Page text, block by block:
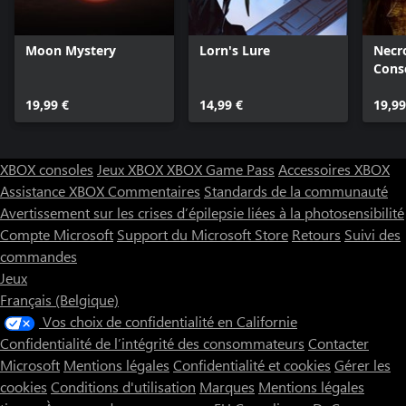
Moon Mystery
19,99 €
Lorn's Lure
14,99 €
XBOX consoles Jeux XBOXXBOX Game Pass Accessoires XBOX
Assistance XBOXCommentaires Standards de la communauté
Avertissement sur les crises d’épilepsie liées à la photosensibilité
Compte Microsoft Support du Microsoft Store Retours Suivi des
commandes
Jeux
Français (Belgique)
Vos choix de confidentialité en Californie
Confidentialité de l’intégrité des consommateurs Contacter
Microsoft Mentions légales Confidentialité et cookies Gérer les
cookies Conditions d'utilisation Marques Mentions légales